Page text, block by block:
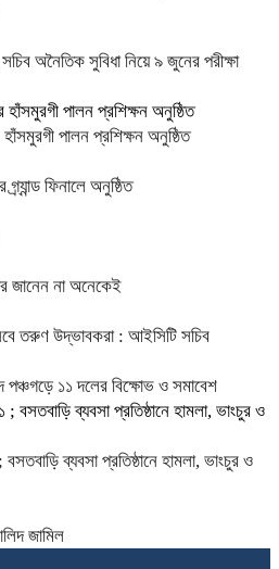
অনৈতিক সুবিধা নিয়ে ৯ জুনের পরীক্ষা
পালন প্রশিক্ষন অনুষ্ঠিত
ফিনালে অনুষ্ঠিত
জানেন না অনেকেই
তরুণ উদ্ভাবকরা : আইসিটি সচিব
পঞ্চগড়ে ১১ দলের বিক্ষোভ ও সমাবেশ
ব্যবসা প্রতিষ্ঠানে হামলা, ভাংচুর ও
জামিল